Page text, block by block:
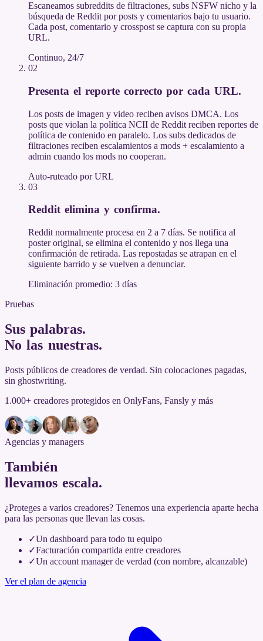
Escaneamos subreddits de filtraciones, subs NSFW nicho y la
búsqueda de Reddit por posts y comentarios bajo tu usuario.
Cada post, comentario y crosspost se captura con su propia
URL.
Continuo, 24/7
02
Presenta el reporte correcto por cada URL.
Los posts de imagen y video reciben avisos DMCA. Los
posts que violan la política NCII de Reddit reciben reportes de
política de contenido en paralelo. Los subs dedicados de
filtraciones reciben escalamientos a mods + escalamiento a
admin cuando los mods no cooperan.
Auto-ruteado por URL
03
Reddit elimina y confirma.
Reddit normalmente procesa en 2 a 7 días. Se notifica al
poster original, se elimina el contenido y nos llega una
confirmación de retirada. Las repostadas se atrapan en el
siguiente barrido y se vuelven a denunciar.
Eliminación promedio: 3 días
Pruebas
Sus palabras.
No las nuestras.
Posts públicos de creadores de verdad. Sin colocaciones pagadas,
sin ghostwriting.
1.000+ creadores protegidos en OnlyFans, Fansly y más
Agencias y managers
También
llevamos escala.
¿Proteges a varios creadores? Tenemos una experiencia aparte hecha
para las personas que llevan las cosas.
✓Un dashboard para todo tu equipo
✓Facturación compartida entre creadores
✓Un account manager de verdad (con nombre, alcanzable)
Ver el plan de agencia